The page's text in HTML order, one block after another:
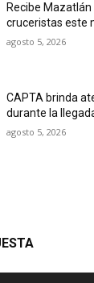
Recibe
cruceristas este
agosto 5, 2026
CAPTA brinda
durante la
agosto 5, 2026